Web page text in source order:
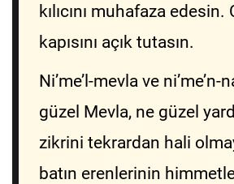
kılıcını muhafaza
kapısını açık tutasın.
Ni’me’l-mevla ve ni’me’n-
güzel Mevla, ne güzel
zikrini tekrardan hali
batın erenlerinin